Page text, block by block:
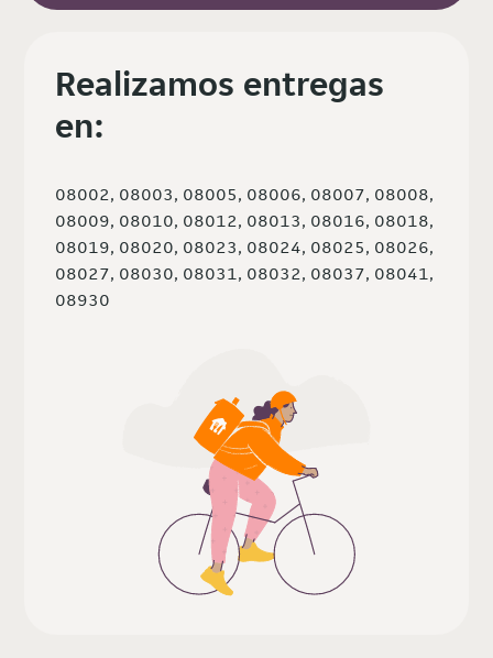
Realizamos entregas
en:
08002, 08003, 08005, 08006, 08007, 08008,
08009, 08010, 08012, 08013, 08016, 08018,
08019, 08020, 08023, 08024, 08025, 08026,
08027, 08030, 08031, 08032, 08037, 08041,
08930